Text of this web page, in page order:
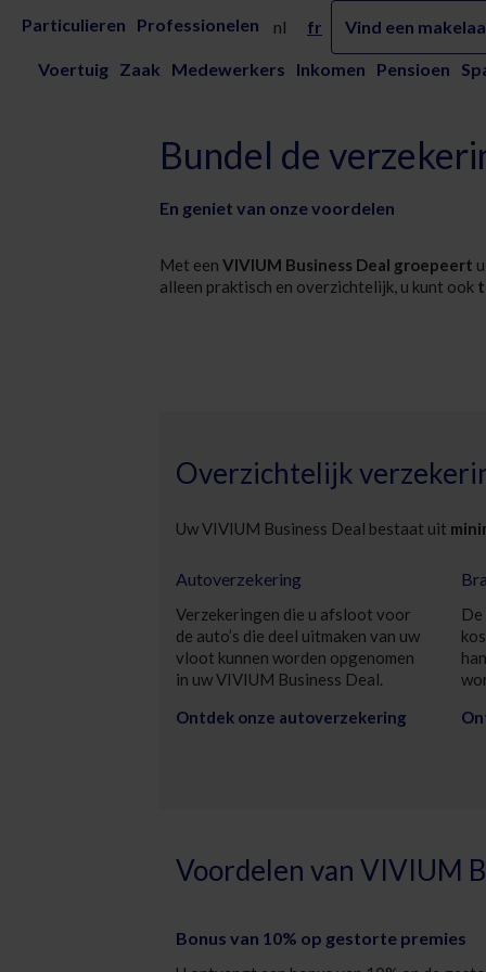
Skip to Main Content
Bundel de verzekeringen voor uw
Particulieren Professionelen nl fr Vind een
Voertuig Zaak Medewerkers Inkomen Pensioen
Bundel de
En geniet van onze voordelen
Met een VIVIUM Business Deal groepeert
alleen praktisch en overzichtelijk, u kunt ook
Overzichtelijk
Uw VIVIUM Business Deal bestaat uit
Autoverzekering
Verzekeringen die u afsloot voor
de auto’s die deel uitmaken van uw
vloot kunnen worden opgenomen
in uw VIVIUM Business Deal.
Ontdek onze autoverzekering
Voordelen van VIVIUM
Bonus van 10% op gestorte premies